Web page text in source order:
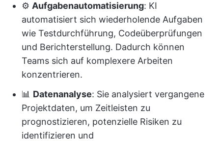
⚙️ Aufgabenautomatisierung: KI
automatisiert sich wiederholende Aufgaben
wie Testdurchführung, Codeüberprüfungen
und Berichterstellung. Dadurch können
Teams sich auf komplexere Arbeiten
konzentrieren.
📊 Datenanalyse: Sie analysiert vergangene
Projektdaten, um Zeitleisten zu
prognostizieren, potenzielle Risiken zu
identifizieren und